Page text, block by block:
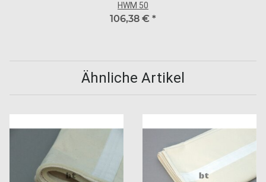
HWM 50
106,38 € *
Ähnliche Artikel